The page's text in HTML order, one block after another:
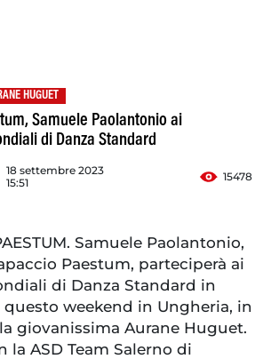
HUGUET
Samuele Paolantonio ai
di Danza Standard
18 settembre 2023
15:51
15478
Samuele Paolantonio,
Paestum, parteciperà ai
di Danza Standard in
weekend in Ungheria, in
giovanissima Aurane Huguet.
la ASD Team Salerno di